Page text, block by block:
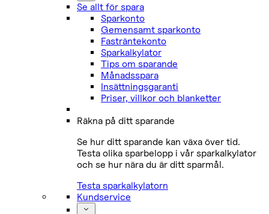
Se allt för spara
Sparkonto
Gemensamt sparkonto
Fasträntekonto
Sparkalkylator
Tips om sparande
Månadsspara
Insättningsgaranti
Priser, villkor och blanketter
Räkna på ditt sparande
Se hur ditt sparande kan växa över tid.
Testa olika sparbelopp i vår sparkalkylator
och se hur nära du är ditt sparmål.
Testa sparkalkylatorn
Kundservice